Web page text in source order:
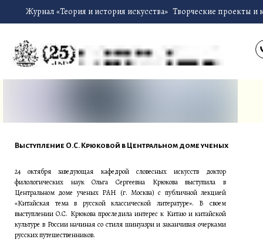
Журнал «Теория и история искусства» Творческие проекты и
24 октября заведующая кафедрой словесных искусств доктор
филологических наук Ольга Сергеевна Крюкова выступила в
Центральном доме ученых РАН (г. Москва) с публичной лекцией
«Китайская тема в русской классической литературе». В своем
выступлении О.С. Крюкова проследила интерес к Китаю и китайской
культуре в России начиная со стиля шинуазри и заканчивая очерками
русских путешественников.
Выступление О.С. Крюковой в Центральном доме ученых